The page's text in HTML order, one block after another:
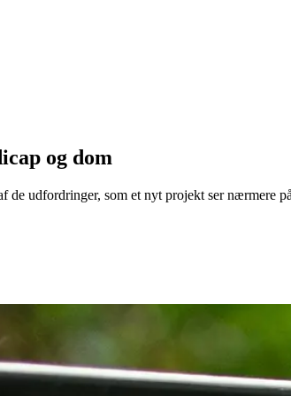
og dom
de udfordringer, som et nyt projekt ser nærmere